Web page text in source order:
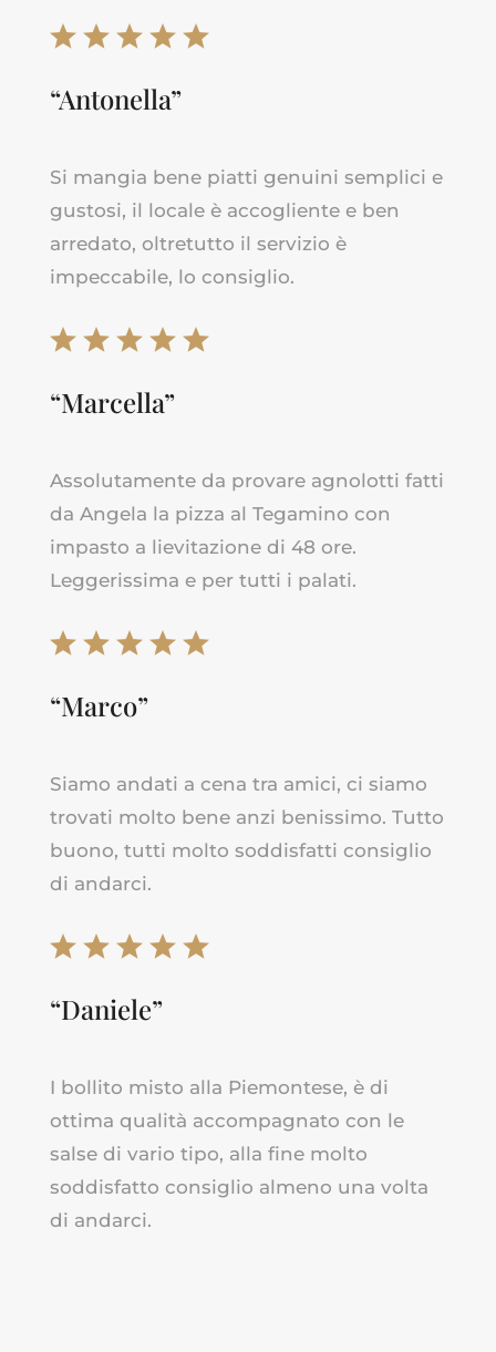
“Antonella”
Si mangia bene piatti genuini semplici e
gustosi, il locale è accogliente e ben
arredato, oltretutto il servizio è
impeccabile, lo consiglio.
“Marcella”
Assolutamente da provare agnolotti fatti
da Angela la pizza al Tegamino con
impasto a lievitazione di 48 ore.
Leggerissima e per tutti i palati.
“Marco”
Siamo andati a cena tra amici, ci siamo
trovati molto bene anzi benissimo. Tutto
buono, tutti molto soddisfatti consiglio
di andarci.
“Daniele”
I bollito misto alla Piemontese, è di
ottima qualità accompagnato con le
salse di vario tipo, alla fine molto
soddisfatto consiglio almeno una volta
di andarci.